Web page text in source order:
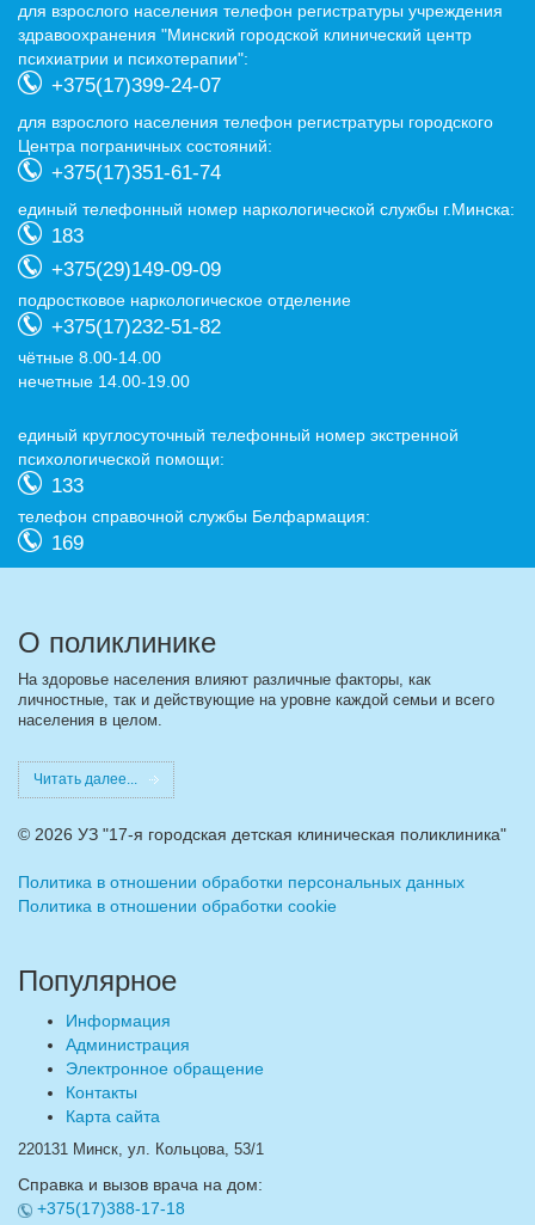
для взрослого населения телефон регистратуры учреждения
здравоохранения "Минский городской клинический центр
психиатрии и психотерапии":
+375(17)399-24-07
для взрослого населения телефон регистратуры городского
Центра пограничных состояний:
+375(17)351-61-74
eдиный телефонный номер наркологической службы г.Минска:
183
+375(29)149-09-09
подростковое наркологическое отделение
+375(17)232-51-82
чётные 8.00-14.00
нечетные 14.00-19.00
eдиный круглосуточный телефонный номер экстренной
психологической помощи:
133
телефон справочной службы Белфармация:
169
О поликлинике
На здоровье населения влияют различные факторы, как
личностные, так и действующие на уровне каждой семьи и всего
населения в целом.
Читать далее...
© 2026 УЗ "17-я городская детская клиническая поликлиника"
Политика в отношении обработки персональных данных
Политика в отношении обработки cookie
Популярное
Информация
Администрация
Электронное обращение
Контакты
Карта сайта
220131 Минск, ул. Кольцова, 53/1
Справка и вызов врача на дом:
+375(17)388-17-18